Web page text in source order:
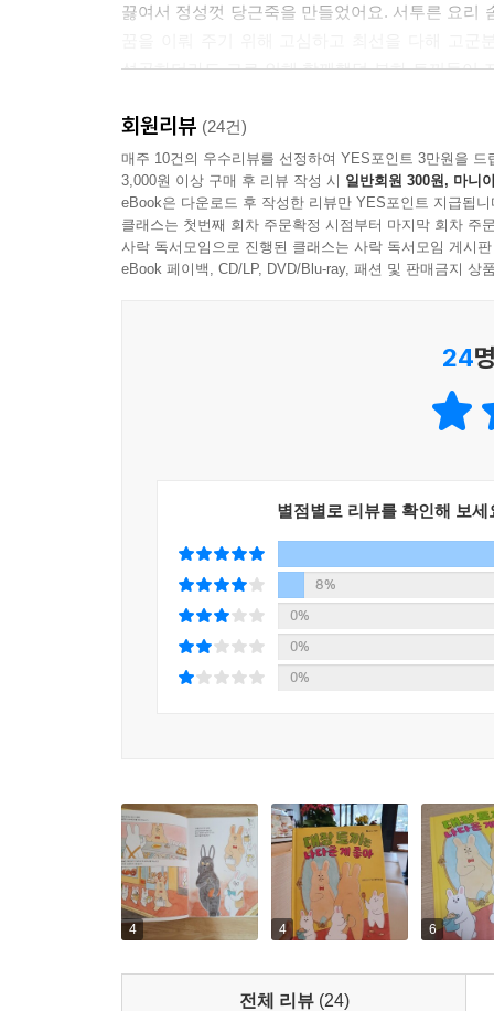
끓여서 정성껏 당근죽을 만들었어요. 서투른 요리
성공하더라도 그로 인해 함께했던 부하 토끼들이
도전과 뭉클한 감동을 지금 당장 만나 보세요!
회원리뷰 (24건)
매주 10건의 우수리뷰를 선정하여 YES포인트 3만원을 드
3,000원 이상 구매 후 리뷰 작성 시 일반회원 300원, 마니
eBook은 다운로드 후 작성한 리뷰만 YES포인트 지급됩니
클래스는 첫번째 회차 주문확정 시점부터 마지막 회차 주
사락 독서모임으로 진행된 클래스는 사락 독서모임 게시
eBook 페이백, CD/LP, DVD/Blu-ray, 패션 및 판매금지 상
24
별점별로 리뷰를 확인해 보세
8%
0%
0%
0%
4 4 6
전체 리뷰 (24)